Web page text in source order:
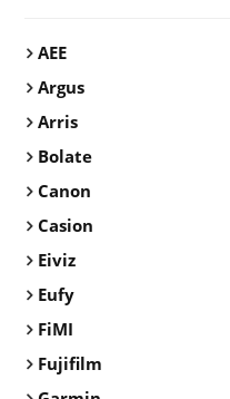
AEE
Argus
Arris
Bolate
Canon
Casion
Eiviz
Eufy
FiMI
Fujifilm